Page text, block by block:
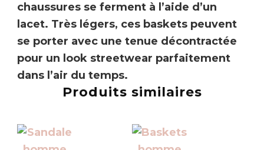
chaussures se ferment à l’aide d’un
lacet. Très légers, ces baskets peuvent
se porter avec une tenue décontractée
pour un look streetwear parfaitement
dans l’air du temps.
Produits similaires